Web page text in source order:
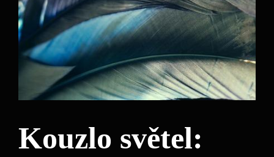
Kouzlo světel: